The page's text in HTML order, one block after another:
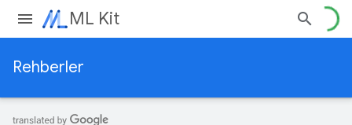
ML Kit
Rehberler